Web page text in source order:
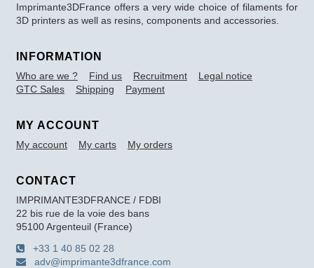
Imprimante3DFrance offers a very wide choice of filaments for
3D printers as well as resins, components and accessories.
INFORMATION
Who are we ? Find us Recruitment
Legal notice
GTC Sales
Shipping Payment
MY ACCOUNT
My account My carts My orders
CONTACT
IMPRIMANTE3DFRANCE / FDBI
22 bis rue de la voie des bans
95100 Argenteuil (France)
+33 1 40 85 02 28
adv@imprimante3dfrance.com